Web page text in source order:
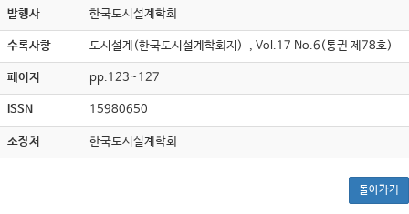
발행사 한국도시설계학회
수록사항 도시설계(한국도시설계학회지) , Vol.17 No.6(통권 제78호)
페이지 pp.123~127
ISSN 15980650
소장처 한국도시설계학회